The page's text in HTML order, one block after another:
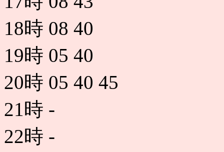
18時 08 40
19時 05 40
20時 05 40 45
21時 -
22時 -